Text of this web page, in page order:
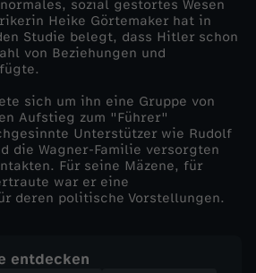
sozial gestörtes Wesen
Heike Görtemaker hat in
Studie belegt, dass Hitler schon
von Beziehungen und
sich um ihn eine Gruppe von
Aufstieg zum "Führer"
Unterstützer wie Rudolf
die Wagner-Familie versorgten
Für seine Mäzene, für
war er eine
deren politische Vorstellungen.
entdecken